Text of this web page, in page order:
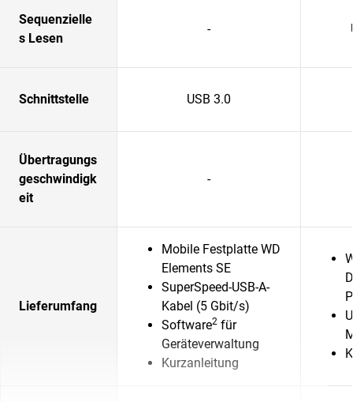
Sequenzielle
s Lesen
-
Schnittstelle USB 3.0
Übertragungs
geschwindigk
eit
-
Lieferumfang
Mobile Festplatte WD
Elements SE
SuperSpeed-USB-A-
Kabel (5 Gbit/s)
Software2 für
Geräteverwaltung
Kurzanleitung